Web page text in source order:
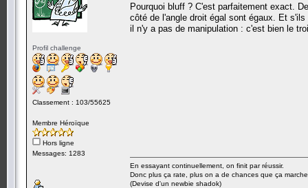
Profil challenge
Classement : 103/55625
Membre Héroïque
Hors ligne
Messages: 1283
Pourquoi bluff ? C'est parfaitement exact.
côté de l'angle droit égal sont égaux. Et
il n'y a pas de manipulation : c'est bien le
En essayant continuellement, on finit par réussir.
Donc plus ça rate, plus on a de chances que ça
(Devise d'un newbie shadok)